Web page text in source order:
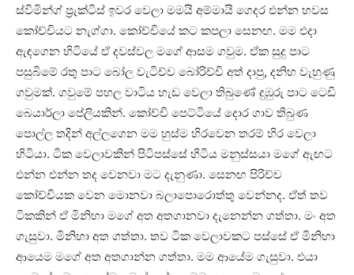
ස්විමින්ග් ප්‍රැක්ටිස් ඉවර වෙලා මමයි අම්මායි ගෙදර එන්න හවස
කෝච්චියට නැග්ගා. කෝච්චියේ කට කපලා සෙනඟ. මම එදා
ඇඳගෙන හිටියේ ඒ දවස්වල මගේ ආසම ගවුම. ඒක සුදු පාට
පසුබිමේ රතු පාට බෝල වැටිච්ච බෝරිච්චි අත් දාපු, දනිහ වැහුණු
ගවුමක්. ගවුමේ පහල වාටිය හැඩ වෙලා තිබුණේ දුඹුරු පාට ටෙඩි
බෙයාර්ලා පේලියකින්. කෝච්චි පෙට්ටියේ දොර ගාව තිබුණ
පොල්ල තදින් අල්ලගෙන මම හුස්ම හිරවෙන තරම් හිර වෙලා
හිටියා. ටික වෙලාවකින් පිටිපස්සේ හිටිය මනුස්සයා මගේ ඇඟට
එන්න එන්න තද වෙනවා මට දැනුණා. සෙනඟ පිරිච්ච
කෝච්චියක වෙන මොනවා බලාපොරොත්තු වෙන්නද. ඒත් තව
ටිකකින් ඒ මිනිහා මගේ අත අතගානවා දැනෙන්න ගත්තා. මං අත
ගැසුවා. මිනිහා අත ගත්තා. තව ටික වෙලාවකට පස්සේ ඒ මිනිහා
ආයෙම මගේ අත අතගාන්න ගත්තා. මම ආයේම ගැසුවා. එයා